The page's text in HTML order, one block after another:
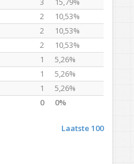
2
10,53%
2
10,53%
2
10,53%
1
5,26%
1
5,26%
1
5,26%
0 0%
Laatste 100